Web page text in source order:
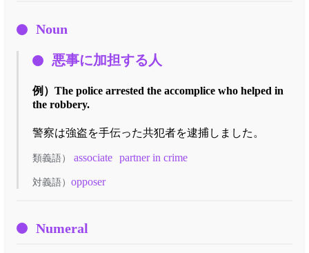
Noun
悪事に加担する人
例） The police arrested the accomplice who helped in
the robbery.
警察は強盗を手伝った共犯者を逮捕しました。
類義語） associate partner in crime
対義語） opposer
Numeral